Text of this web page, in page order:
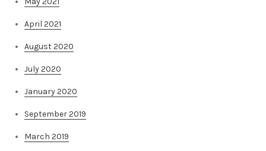
April 2021
August 2020
July 2020
January 2020
September 2019
March 2019